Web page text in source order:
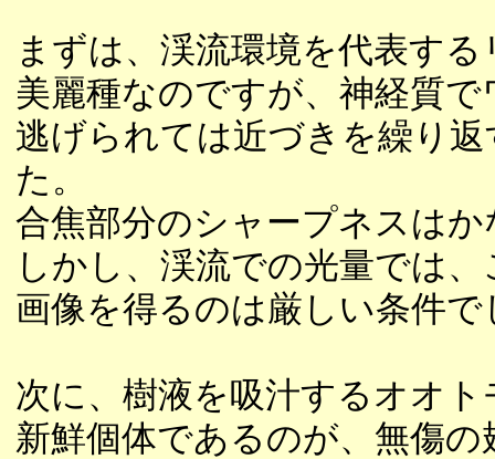
まずは、渓流環境を代表す
美麗種なのですが、神経質
逃げられては近づきを繰り
た。
合焦部分のシャープネスは
しかし、渓流での光量では
画像を得るのは厳しい条件で
次に、樹液を吸汁するオオト
新鮮個体であるのが、無傷